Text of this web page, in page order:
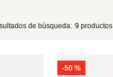
de búsqueda: 9 productos
-50 %